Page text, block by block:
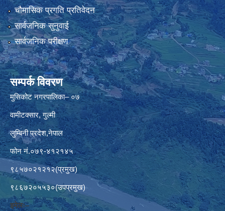
चौमासिक प्रगति प्रतिवेदन
सार्वजनिक सुनुवाई
सार्वजनिक परीक्षण
सम्पर्क विवरण
मुसिकोट नगरपालिका– ०७
वामीटक्सार, गुल्मी
लुम्बिनी प्रदेश,नेपाल
फोन नं.०७९-४१२१४५
९८५७०२१२१२(प्रमुख)
९८६७२०५५३०(उपप्रमुख)
इमेलः–